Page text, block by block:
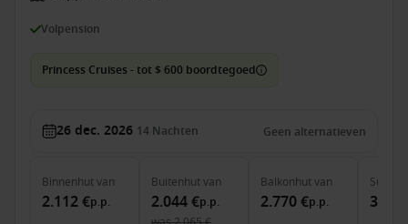
Volpension
Princess Cruises - tot $ 600 boordtegoed
26 dec. 2026 14 Nachten Geen alternatieven
Binnenhutvan
2.112 €p.p.
Buitenhutvan
2.044 €p.p.
Balkonhutvan
2.770 €p.p.
Suite